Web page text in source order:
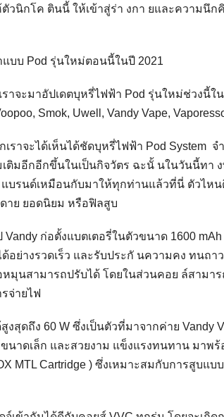
วนิกโค ตินนี้ ให้เข้าสู่ร่า งกา ยและความนึ
บบ Pod รุ่นใหม่ตอนนี้ในปี 2021
าจะมาอัปเดตบุหรี่ไฟฟ้า Pod รุ่นใหม่ช่วงนี้ใ
Smok, Uwell, Vandy Vape,
เราจะได้เห็นได้ชัดบุหรี่ไฟฟ้า Pod System
ติมอีกอีกขึ้นในเป็นกิจวัตร ฉะนั้ นในวันนี้ทา
แบรนด์เหมือนกับมาให้ทุกท่านแล้วที่นี่ ตัวไห
ดาย ยอดนิยม หรือฟิลสูบ
ก่อตั้งแบตเตอรี่ในตัวขนาด 1600
อย่างรวดเร็ว และรับประกั นความคง ทนถา
มุนสามารถปรับได้ โดยในส่วนคอย ล์สามาร
จ่ายไฟ
งสุดถึง 60 W ซึ่งเป็นตัวที่มาจากค่าย Vandy
นาดเล็ก และสวยงาม แข็งแรงทนทาน มาพร้
MTL Cartridge ) ซึ่งเหมาะสมกับการสูบแ